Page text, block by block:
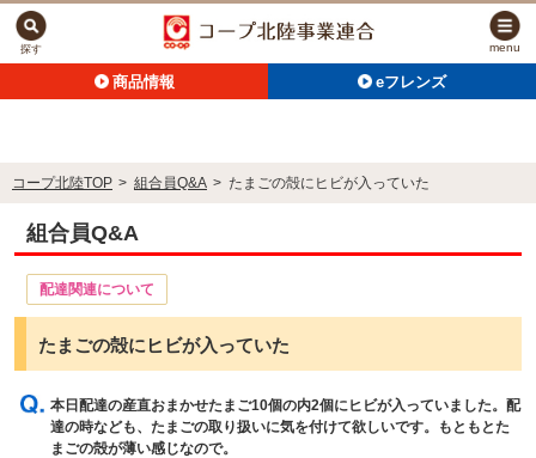
商品情報 eフレンズ
探す menu
コープ北陸TOP > 組合員Q&A > たまごの殻にヒビが入っていた
組合員Q&A
配達関連について
たまごの殻にヒビが入っていた
本日配達の産直おまかせたまご10個の内2個にヒビが入っていました。配
達の時なども、たまごの取り扱いに気を付けて欲しいです。もともとた
まごの殻が薄い感じなので。